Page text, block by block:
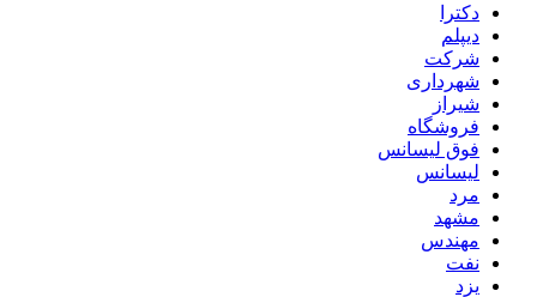
دکترا
دیپلم
شرکت
شهرداری
شیراز
فروشگاه
فوق لیسانس
لیسانس
مرد
مشهد
مهندس
نفت
یزد